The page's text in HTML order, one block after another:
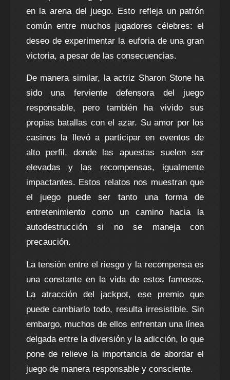
en la arena del juego. Esto refleja un patrón
común entre muchos jugadores célebres: el
deseo de experimentar la euforia de una gran
victoria, a pesar de las consecuencias.
De manera similar, la actriz Sharon Stone ha
sido una ferviente defensora del juego
responsable, pero también ha vivido sus
propias batallas con el azar. Su amor por los
casinos la llevó a participar en eventos de
alto perfil, donde las apuestas suelen ser
elevadas y las recompensas, igualmente
impactantes. Estos relatos nos muestran que
el juego puede ser tanto una forma de
entretenimiento como un camino hacia la
autodestrucción si no se maneja con
precaución.
La tensión entre el riesgo y la recompensa es
una constante en la vida de estos famosos.
La atracción del jackpot, ese premio que
puede cambiarlo todo, resulta irresistible. Sin
embargo, muchos de ellos enfrentan una línea
delgada entre la diversión y la adicción, lo que
pone de relieve la importancia de abordar el
juego de manera responsable y consciente.